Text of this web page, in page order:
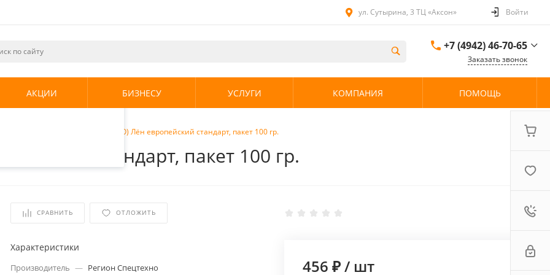
и
использования.
.
ул. Сутырина, 3 ТЦ «Аксон» Войти
+7 (4942) 46-70-65
ул. Сутырина, 3 ТЦ
Заказать звонок
АКЦИИ БИЗНЕСУ УСЛУГИ КОМПАНИЯ ПОМОЩЬ
Aquaflax Nano (ЕВРО) Лён европейский стандарт, пакет 100 гр.
стандарт, пакет 100 гр.
СРАВНИТЬ ОТЛОЖИТЬ
Характеристики
Производитель — Регион Спецтехно
456 ₽/ шт